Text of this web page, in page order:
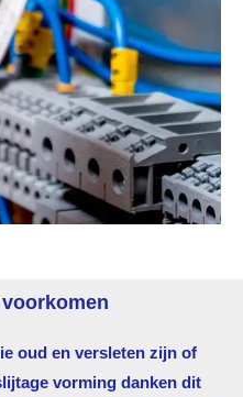
oud en versleten zijn of
vorming danken dit